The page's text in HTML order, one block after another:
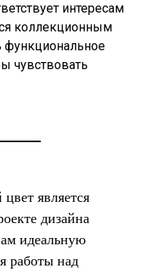
интересам
коллекционным
функциональное
чувствовать
является
дизайна
идеальную
работы над